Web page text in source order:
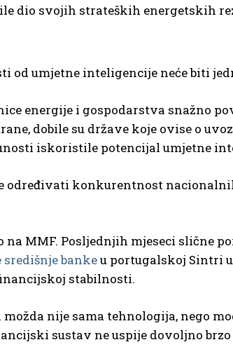
dio svojih strateških energetskih
od umjetne inteligencije neće biti
energije i gospodarstva snažno
dobile su države koje ovise o
iskoristile potencijal umjetne
određivati konkurentnost
MMF. Posljednjih mjeseci slične
bankeu portugalskoj Sintri
stabilnosti.
nije sama tehnologija, nego
sustav ne uspije dovoljno